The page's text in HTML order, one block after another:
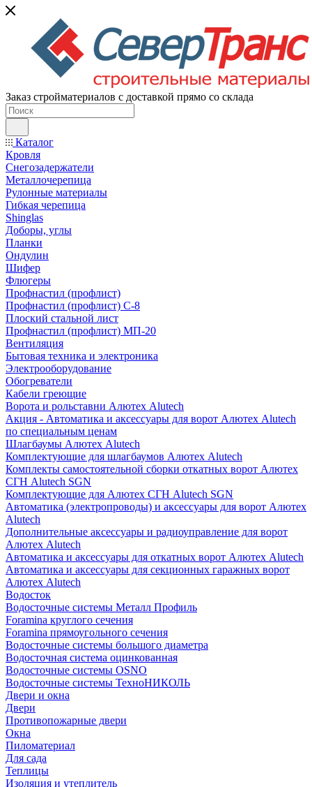
Заказ стройматериалов с доставкой прямо со склада
Каталог
Кровля
Снегозадержатели
Металлочерепица
Рулонные материалы
Гибкая черепица
Shinglas
Доборы, углы
Планки
Ондулин
Шифер
Флюгеры
Профнастил (профлист)
Профнастил (профлист) С-8
Плоский стальной лист
Профнастил (профлист) МП-20
Вентиляция
Бытовая техника и электроника
Электрооборудование
Обогреватели
Кабели греющие
Ворота и рольставни Алютех Alutech
Акция - Автоматика и аксессуары для ворот Алютех Alutech
по специальным ценам
Шлагбаумы Алютех Alutech
Комплектующие для шлагбаумов Алютех Alutech
Комплекты самостоятельной сборки откатных ворот Алютех
СГН Alutech SGN
Комплектующие для Алютех СГН Alutech SGN
Автоматика (электропроводы) и аксессуары для ворот Алютех
Alutech
Дополнительные аксессуары и радиоуправление для ворот
Алютех Alutech
Автоматика и аксессуары для откатных ворот Алютех Alutech
Автоматика и аксессуары для секционных гаражных ворот
Алютех Alutech
Водосток
Водосточные системы Металл Профиль
Foramina круглого сечения
Foramina прямоугольного сечения
Водосточные системы большого диаметра
Водосточная система оцинкованная
Водосточные системы OSNO
Водосточные системы ТехноНИКОЛЬ
Двери и окна
Двери
Противопожарные двери
Окна
Пиломатериал
Для сада
Теплицы
Изоляция и утеплитель